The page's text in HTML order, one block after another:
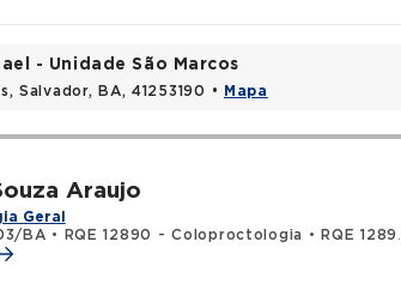
- Unidade São Marcos
Salvador, BA, 41253190 • Mapa
Araujo
Geral
BA • RQE 12890 - Coloproctologia •
RQE 12891 - Cirurgia geral